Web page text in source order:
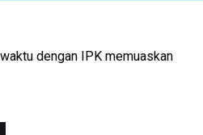
dengan IPK memuaskan